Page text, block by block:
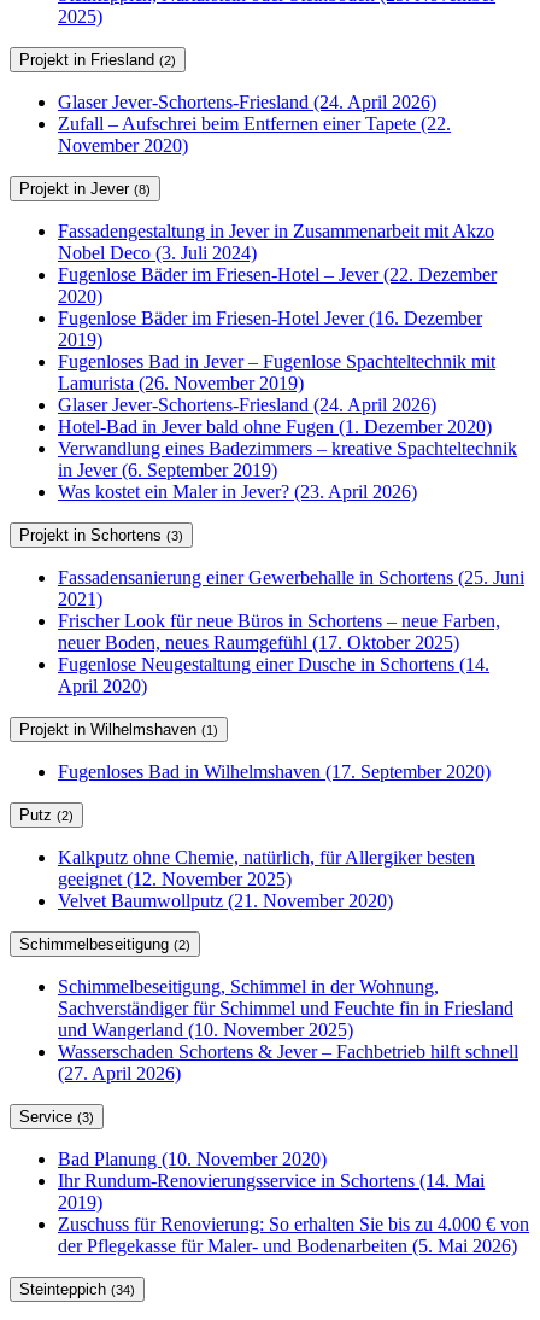
2025)
Projekt in Friesland (2)
Glaser Jever-Schortens-Friesland (24. April 2026)
Zufall – Aufschrei beim Entfernen einer Tapete (22.
November 2020)
Projekt in Jever (8)
Fassadengestaltung in Jever in Zusammenarbeit mit Akzo
Nobel Deco (3. Juli 2024)
Fugenlose Bäder im Friesen-Hotel – Jever (22. Dezember
2020)
Fugenlose Bäder im Friesen-Hotel Jever (16. Dezember
2019)
Fugenloses Bad in Jever – Fugenlose Spachteltechnik mit
Lamurista (26. November 2019)
Glaser Jever-Schortens-Friesland (24. April 2026)
Hotel-Bad in Jever bald ohne Fugen (1. Dezember 2020)
Verwandlung eines Badezimmers – kreative Spachteltechnik
in Jever (6. September 2019)
Was kostet ein Maler in Jever? (23. April 2026)
Projekt in Schortens (3)
Fassadensanierung einer Gewerbehalle in Schortens (25. Juni
2021)
Frischer Look für neue Büros in Schortens – neue Farben,
neuer Boden, neues Raumgefühl (17. Oktober 2025)
Fugenlose Neugestaltung einer Dusche in Schortens (14.
April 2020)
Projekt in Wilhelmshaven (1)
Fugenloses Bad in Wilhelmshaven (17. September 2020)
Putz (2)
Kalkputz ohne Chemie, natürlich, für Allergiker besten
geeignet (12. November 2025)
Velvet Baumwollputz (21. November 2020)
Schimmelbeseitigung (2)
Schimmelbeseitigung, Schimmel in der Wohnung,
Sachverständiger für Schimmel und Feuchte fin in Friesland
und Wangerland (10. November 2025)
Wasserschaden Schortens & Jever – Fachbetrieb hilft schnell
(27. April 2026)
Service (3)
Bad Planung (10. November 2020)
Ihr Rundum-Renovierungsservice in Schortens (14. Mai
2019)
Zuschuss für Renovierung: So erhalten Sie bis zu 4.000 € von
der Pflegekasse für Maler- und Bodenarbeiten (5. Mai 2026)
Steinteppich (34)